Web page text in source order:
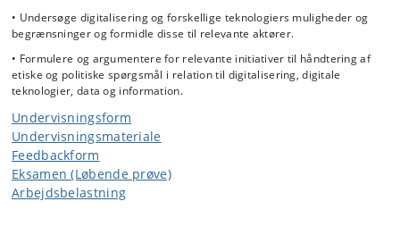
• Undersøge digitalisering og forskellige teknologiers muligheder og
begrænsninger og formidle disse til relevante aktører.
• Formulere og argumentere for relevante initiativer til håndtering af
etiske og politiske spørgsmål i relation til digitalisering, digitale
teknologier, data og information.
Undervisningsform
Undervisningsmateriale
Feedbackform
Eksamen (Løbende prøve)
Arbejdsbelastning